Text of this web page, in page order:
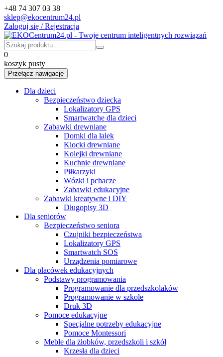
+48 74 307 03 38
sklep@ekocentrum24.pl
Zaloguj się / Rejestracja
0
koszyk pusty
Przełącz nawigację
Dla dzieci
Bezpieczeństwo dziecka
Lokalizatory GPS
Smartwatche dla dzieci
Zabawki drewniane
Domki dla lalek
Klocki drewniane
Kolejki drewniane
Kuchnie drewniane
Piłkarzyki
Wózki i pchacze
Zabawki edukacyjne
Zabawki kreatywne i DIY
Długopisy 3D
Dla seniorów
Bezpieczeństwo seniora
Czujniki bezpieczeństwa
Lokalizatory GPS
Smartwatch SOS
Urządzenia pomiarowe
Dla placówek edukacyjnych
Podstawy programowania
Programowanie dla przedszkolaków
Programowanie w szkole
Druk 3D
Pomoce edukacyjne
Specjalne potrzeby edukacyjne
Pomoce Montessori
Meble dla żłobków, przedszkoli i szkół
Krzesła dla dzieci